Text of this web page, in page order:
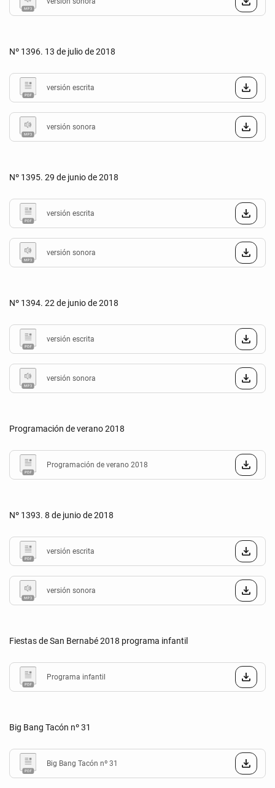
Nº 1396. 13 de julio de 2018
versión escrita
versión sonora
Nº 1395. 29 de junio de 2018
versión escrita
versión sonora
Nº 1394. 22 de junio de 2018
versión escrita
versión sonora
Programación de verano 2018
Programación de verano 2018
Nº 1393. 8 de junio de 2018
versión escrita
versión sonora
Fiestas de San Bernabé 2018 programa infantil
Programa infantil
Big Bang Tacón nº 31
Big Bang Tacón nº 31